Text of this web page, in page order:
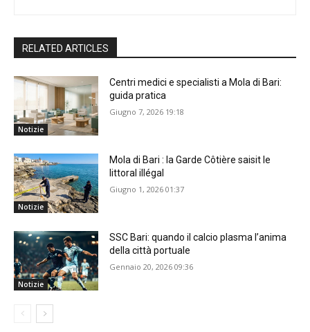
RELATED ARTICLES
Notizie
Centri medici e specialisti a Mola di Bari:
guida pratica
Giugno 7, 2026 19:18
Notizie
Mola di Bari : la Garde Côtière saisit le
littoral illégal
Giugno 1, 2026 01:37
Notizie
SSC Bari: quando il calcio plasma l’anima
della città portuale
Gennaio 20, 2026 09:36